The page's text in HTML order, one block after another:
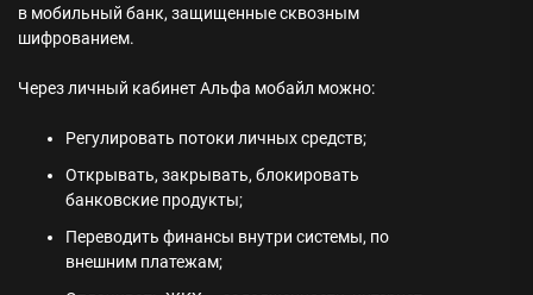
в мобильный банк, защищенные сквозным
шифрованием.
Через личный кабинет Альфа мобайл можно:
Регулировать потоки личных средств;
Открывать, закрывать, блокировать
банковские продукты;
Переводить финансы внутри системы, по
внешним платежам;